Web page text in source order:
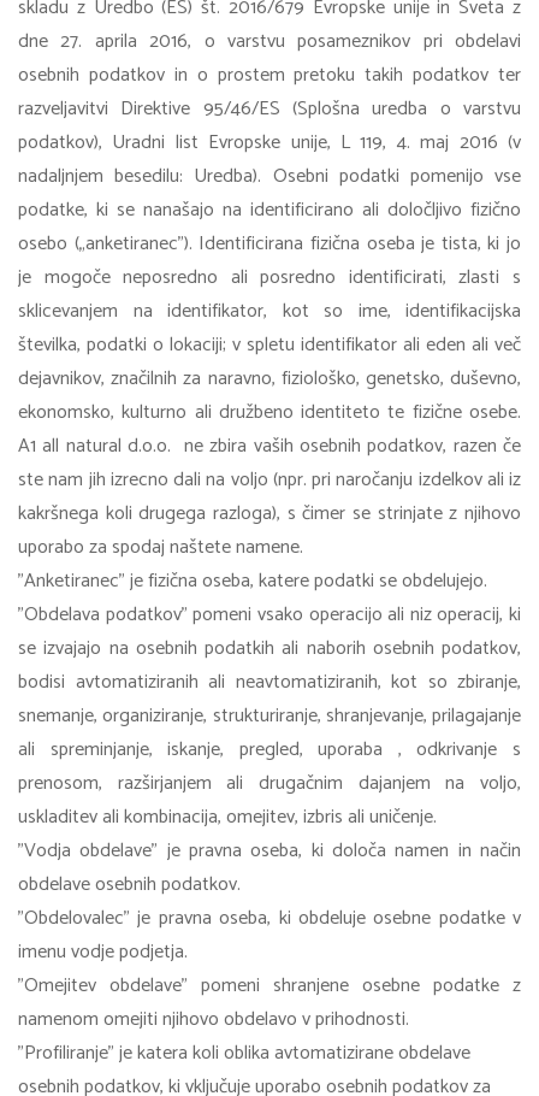
skladu z Uredbo (ES) št. 2016/679 Evropske unije in Sveta z
dne 27. aprila 2016, o varstvu posameznikov pri obdelavi
osebnih podatkov in o prostem pretoku takih podatkov ter
razveljavitvi Direktive 95/46/ES (Splošna uredba o varstvu
podatkov), Uradni list Evropske unije, L 119, 4. maj 2016 (v
nadaljnjem besedilu: Uredba). Osebni podatki pomenijo vse
podatke, ki se nanašajo na identificirano ali določljivo fizično
osebo („anketiranec"). Identificirana fizična oseba je tista, ki jo
je mogoče neposredno ali posredno identificirati, zlasti s
sklicevanjem na identifikator, kot so ime, identifikacijska
številka, podatki o lokaciji; v spletu identifikator ali eden ali več
dejavnikov, značilnih za naravno, fiziološko, genetsko, duševno,
ekonomsko, kulturno ali družbeno identiteto te fizične osebe.
A1 all natural d.o.o. ne zbira vaših osebnih podatkov, razen če
ste nam jih izrecno dali na voljo (npr. pri naročanju izdelkov ali iz
kakršnega koli drugega razloga), s čimer se strinjate z njihovo
uporabo za spodaj naštete namene.
"Anketiranec" je fizična oseba, katere podatki se obdelujejo.
"Obdelava podatkov" pomeni vsako operacijo ali niz operacij, ki
se izvajajo na osebnih podatkih ali naborih osebnih podatkov,
bodisi avtomatiziranih ali neavtomatiziranih, kot so zbiranje,
snemanje, organiziranje, strukturiranje, shranjevanje, prilagajanje
ali spreminjanje, iskanje, pregled, uporaba , odkrivanje s
prenosom, razširjanjem ali drugačnim dajanjem na voljo,
uskladitev ali kombinacija, omejitev, izbris ali uničenje.
"Vodja obdelave" je pravna oseba, ki določa namen in način
obdelave osebnih podatkov.
"Obdelovalec" je pravna oseba, ki obdeluje osebne podatke v
imenu vodje podjetja.
"Omejitev obdelave" pomeni shranjene osebne podatke z
namenom omejiti njihovo obdelavo v prihodnosti.
"Profiliranje" je katera koli oblika avtomatizirane obdelave
osebnih podatkov, ki vključuje uporabo osebnih podatkov za